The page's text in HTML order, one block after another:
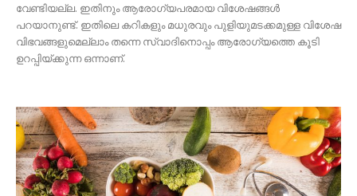
വേണ്ടിയല്ല. ഇതിനും ആരോഗ്യപരമായ വിശേഷങ്ങള്‍
പറയാനുണ്ട്. ഇതിലെ കറികളും മധുരവും പുളിയുമടക്കമുള്ള വിശേഷ
വിഭവങ്ങളുമെല്ലാം തന്നെ സ്വാദിനൊപ്പം ആരോഗ്യത്തെ കൂടി
ഉറപ്പിയ്ക്കുന്ന ഒന്നാണ്.